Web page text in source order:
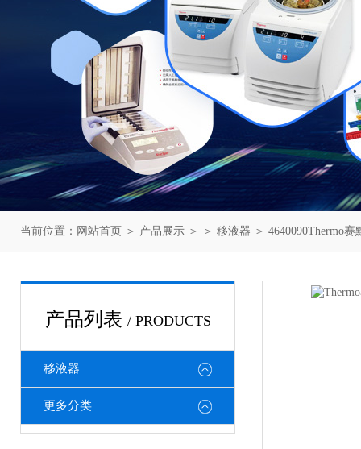
当前位置： 网站首页 ＞ 产品展示 ＞ ＞ 移液器 ＞ 4640090Thermo
产品列表 / PRODUCTS
移液器
更多分类